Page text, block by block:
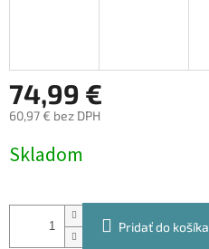
74,99 €
60,97 € bez DPH
cena:
Skladom
Pridať do košíka